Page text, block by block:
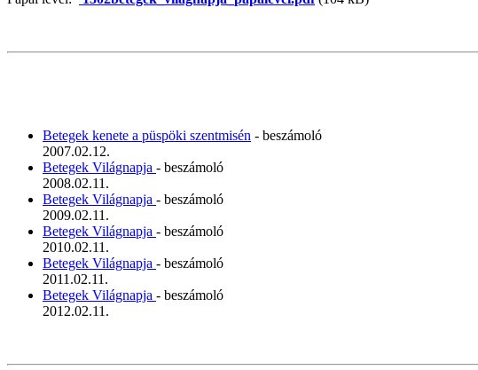
Betegek kenete a püspöki szentmisén - beszámoló
2007.02.12.
Betegek Világnapja - beszámoló
2008.02.11.
Betegek Világnapja - beszámoló
2009.02.11.
Betegek Világnapja - beszámoló
2010.02.11.
Betegek Világnapja - beszámoló
2011.02.11.
Betegek Világnapja - beszámoló
2012.02.11.